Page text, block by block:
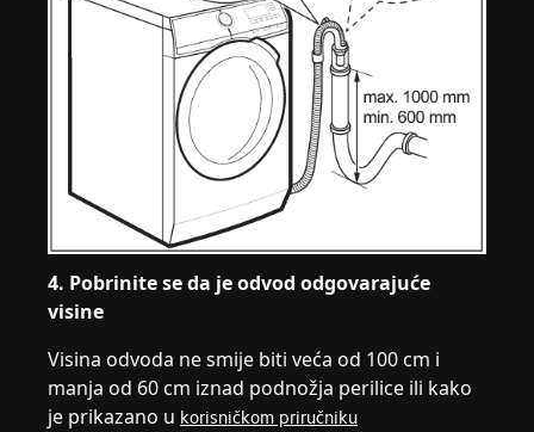
4. Pobrinite se da je odvod odgovarajuće
visine
Visina odvoda ne smije biti veća od 100 cm i
manja od 60 cm iznad podnožja perilice ili kako
je prikazano u korisničkom priručniku